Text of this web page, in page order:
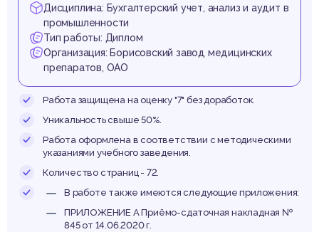
Дисциплина: Бухгалтерский учет, анализ и аудит в
промышленности
Тип работы: Диплом
Организация: Борисовский завод медицинских
препаратов, ОАО
Работа защищена на оценку "7" без доработок.
Уникальность свыше 50%.
Работа оформлена в соответствии с методическими
указаниями учебного заведения.
Количество страниц - 72.
В работе также имеются следующие приложения:
ПРИЛОЖЕНИЕ А Приёмо-сдаточная накладная №
845 от 14.06.2020 г.